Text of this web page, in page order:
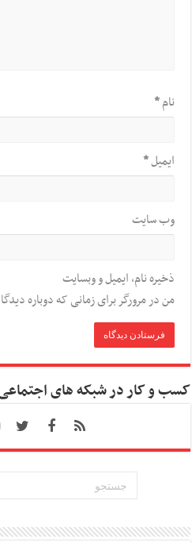
نام*
ایمیل*
وب‌ سایت
ذخیره نام، ایمیل و وبسایت
من در مرورگر برای زمانی که دوباره
کسب و کار در شبکه های